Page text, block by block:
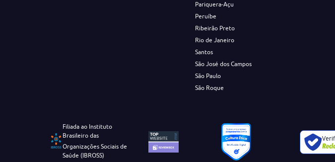
Pariquera-Açu
Peruíbe
Ribeirão Preto
Rio de Janeiro
Santos
São José dos Campos
São Paulo
São Roque
Filiada ao Instituto
Brasileiro das
Organizações Sociais de
Saúde (IBROSS)